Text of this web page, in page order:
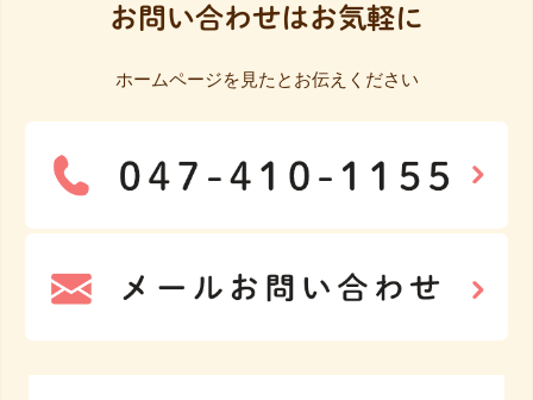
お問い合わせはお気軽に
ホームページを見たとお伝えください